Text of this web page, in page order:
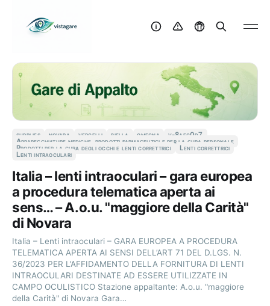
supplies novara vercelli biella omegna v-8aec0d7
Apparecchiature mediche, prodotti farmaceutici e per la cura personale
Prodotti per la cura degli occhi e lenti correttrici Lenti correttrici
Lenti intraoculari
Italia – lenti intraoculari – gara europea
a procedura telematica aperta ai
sens… – A.o.u. "maggiore della Carità"
di Novara
Italia – Lenti intraoculari – GARA EUROPEA A PROCEDURA
TELEMATICA APERTA AI SENSI DELL’ART 71 DEL D.LGS. N.
36/2023 PER L’AFFIDAMENTO DELLA FORNITURA DI LENTI
INTRAOCULARI DESTINATE AD ESSERE UTILIZZATE IN
CAMPO OCULISTICO Stazione appaltante: A.o.u. "maggiore
della Carità" di Novara Gara…